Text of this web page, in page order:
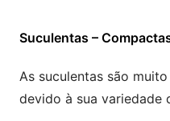
Suculentas –
As suculentas são
devido à sua variedade